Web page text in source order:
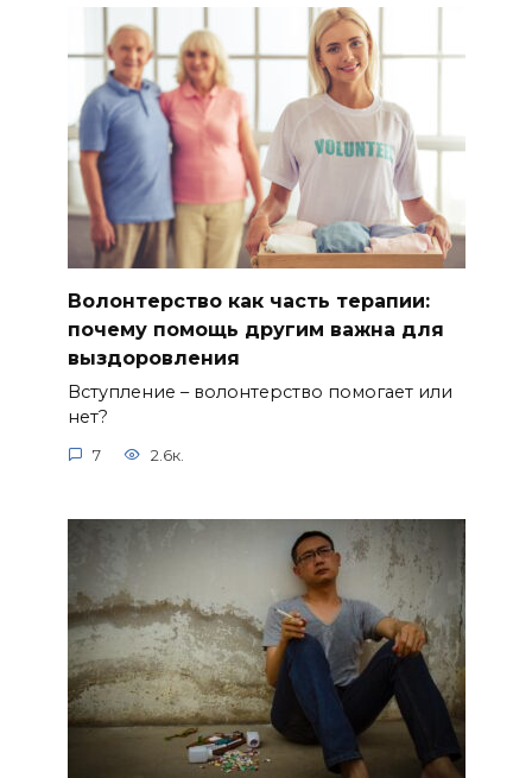
Волонтерство как часть терапии:
почему помощь другим важна для
выздоровления
Вступление – волонтерство помогает или
нет?
7 2.6к.